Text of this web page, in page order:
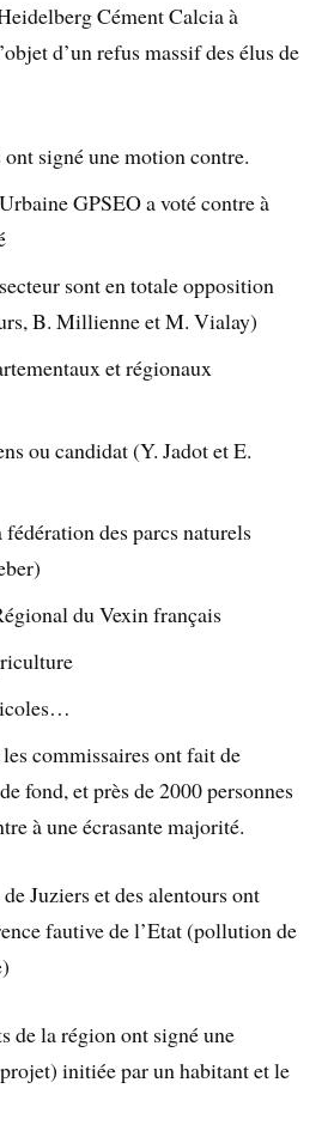
Cément Calcia à
d’un refus massif des élus de
signé une motion contre.
GPSEO a voté contre à
sont en totale opposition
B. Millienne et M. Vialay)
et régionaux
ou candidat (Y. Jadot et E.
des parcs naturels
du Vexin français
commissaires ont fait de
fond, et près de 2000 personnes
à une écrasante majorité.
Juziers et des alentours ont
fautive de l’Etat (pollution de
de la région ont signé une
initiée par un habitant et le